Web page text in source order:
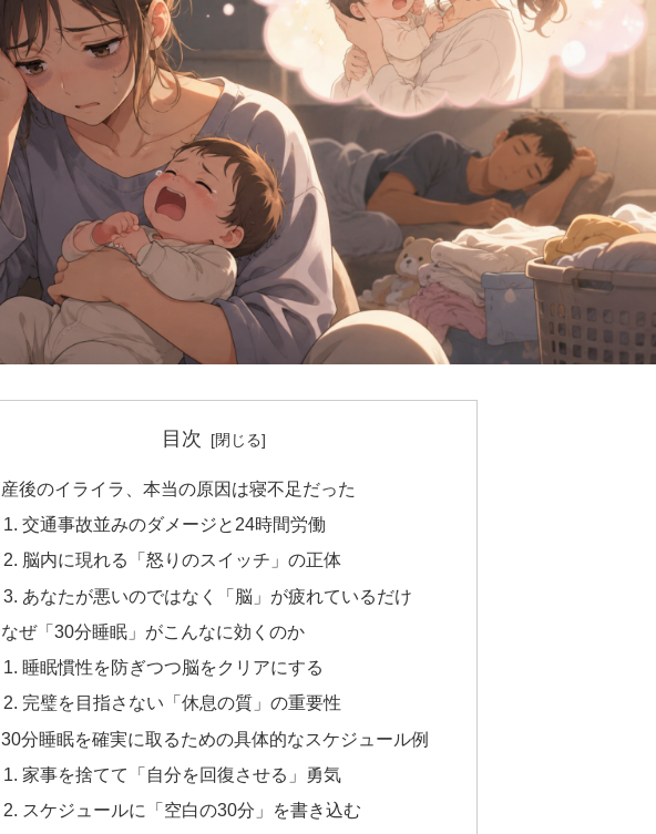
目次
産後のイライラ、本当の原因は寝不足だった
交通事故並みのダメージと24時間労働
脳内に現れる「怒りのスイッチ」の正体
あなたが悪いのではなく「脳」が疲れているだけ
なぜ「30分睡眠」がこんなに効くのか
睡眠慣性を防ぎつつ脳をクリアにする
完璧を目指さない「休息の質」の重要性
30分睡眠を確実に取るための具体的なスケジュール例
家事を捨てて「自分を回復させる」勇気
スケジュールに「空白の30分」を書き込む